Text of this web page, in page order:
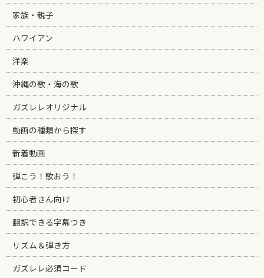
家族・親子
ハワイアン
洋楽
沖縄の歌・海の歌
ガズレレオリジナル
動画の種類から探す
新着動画
弾こう！歌おう！
初心者さん向け
翻訳できる字幕つき
リズム＆弾き方
ガズレレ必須コード